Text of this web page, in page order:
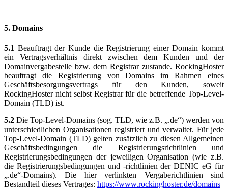
5. Domains
5.1 Beauftragt der Kunde die Registrierung einer Domain kommt
ein Vertrags­ver­hältnis direkt zwischen dem Kunden und der
Domainvergabestelle bzw. dem Registrar zustande. RockingHoster
beauftragt die Registrierung von Domains im Rahmen eines
Geschäfts­besorgungsvertrags für den Kunden, soweit
RockingHoster nicht selbst Registrar für die betreffende Top-Level-
Domain (TLD) ist.
5.2 Die Top-Level-Domains (sog. TLD, wie z.B. „.de“) werden von
unterschiedlichen Organisationen registriert und verwaltet. Für jede
Top-Level-Domain (TLD) gelten zusätzlich zu diesen Allgemeinen
Geschäftsbedingungen die Registrierungsrichtlinien und
Registrierungsbedingungen der jeweiligen Organisation (wie z.B.
die Registrierungsbedingungen und -richtlinien der DENIC eG für
„.de“-Domains). Die hier verlinkten Vergaberichtlinien sind
Bestandteil dieses Vertrages: https://www.rockinghoster.de/domains